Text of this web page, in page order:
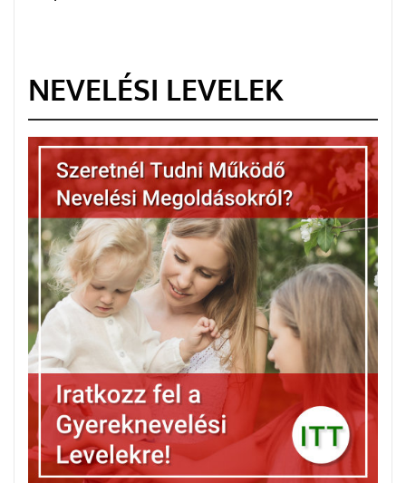
NEVELÉSI LEVELEK